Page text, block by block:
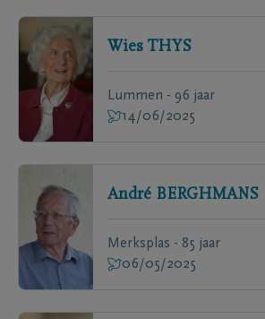
Wies THYS
Lummen - 96 jaar
14/06/2025
André BERGHMANS
Merksplas - 85 jaar
06/05/2025